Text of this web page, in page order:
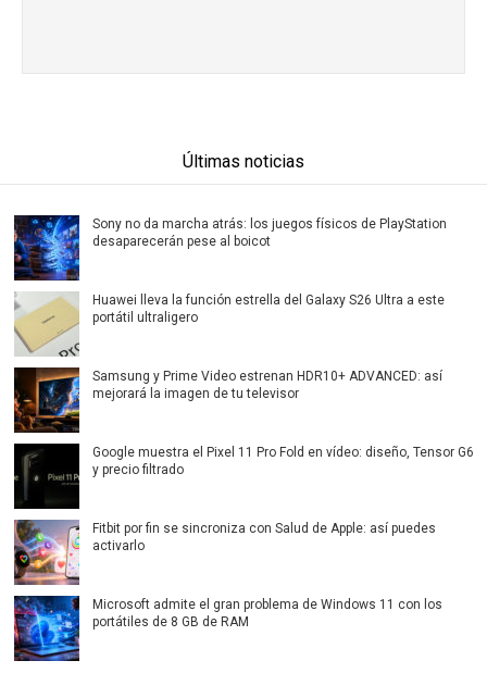
Últimas noticias
Sony no da marcha atrás: los juegos físicos de PlayStation
desaparecerán pese al boicot
Huawei lleva la función estrella del Galaxy S26 Ultra a este
portátil ultraligero
Samsung y Prime Video estrenan HDR10+ ADVANCED: así
mejorará la imagen de tu televisor
Google muestra el Pixel 11 Pro Fold en vídeo: diseño, Tensor G6
y precio filtrado
Fitbit por fin se sincroniza con Salud de Apple: así puedes
activarlo
Microsoft admite el gran problema de Windows 11 con los
portátiles de 8 GB de RAM